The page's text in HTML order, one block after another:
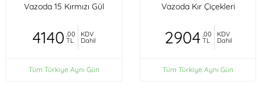
Vazoda 15 Kırmızı Gül
4140 ,00
TL
KDV
Dahil
Tüm Türkiye Aynı Gün
Vazoda Kır Çiçekleri
2904 ,00
TL
KDV
Dahil
Tüm Türkiye Aynı Gün